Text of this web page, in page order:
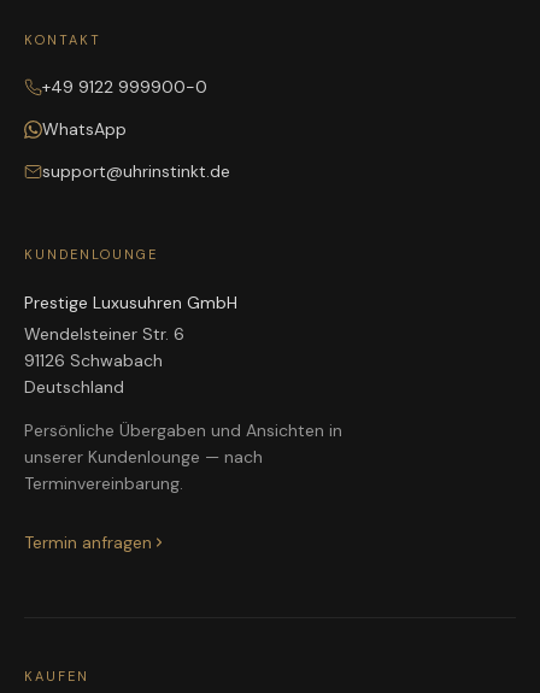
KONTAKT
+49 9122 999900-0
WhatsApp
support@uhrinstinkt.de
KUNDENLOUNGE
Prestige Luxusuhren GmbH
Wendelsteiner Str. 6
91126 Schwabach
Deutschland
Persönliche Übergaben und Ansichten in
unserer Kundenlounge — nach
Terminvereinbarung.
Termin anfragen
KAUFEN